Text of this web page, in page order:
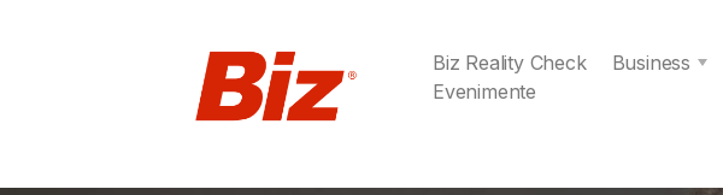
Biz Reality Check Business
Evenimente